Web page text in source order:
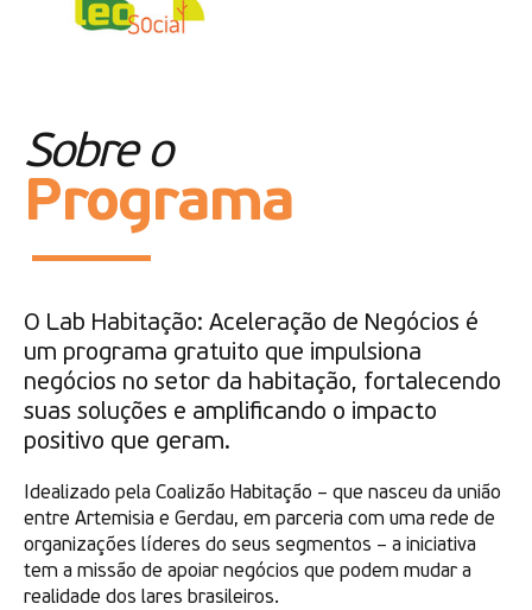
Sobre o
Programa
O Lab Habitação: Aceleração de Negócios é
um programa gratuito que impulsiona
negócios no setor da habitação, fortalecendo
suas soluções e amplificando o impacto
positivo que geram.
Idealizado pela Coalizão Habitação – que nasceu da união
entre Artemisia e Gerdau, em parceria com uma rede de
organizações líderes do seus segmentos – a iniciativa
tem a missão de apoiar negócios que podem mudar a
realidade dos lares brasileiros.